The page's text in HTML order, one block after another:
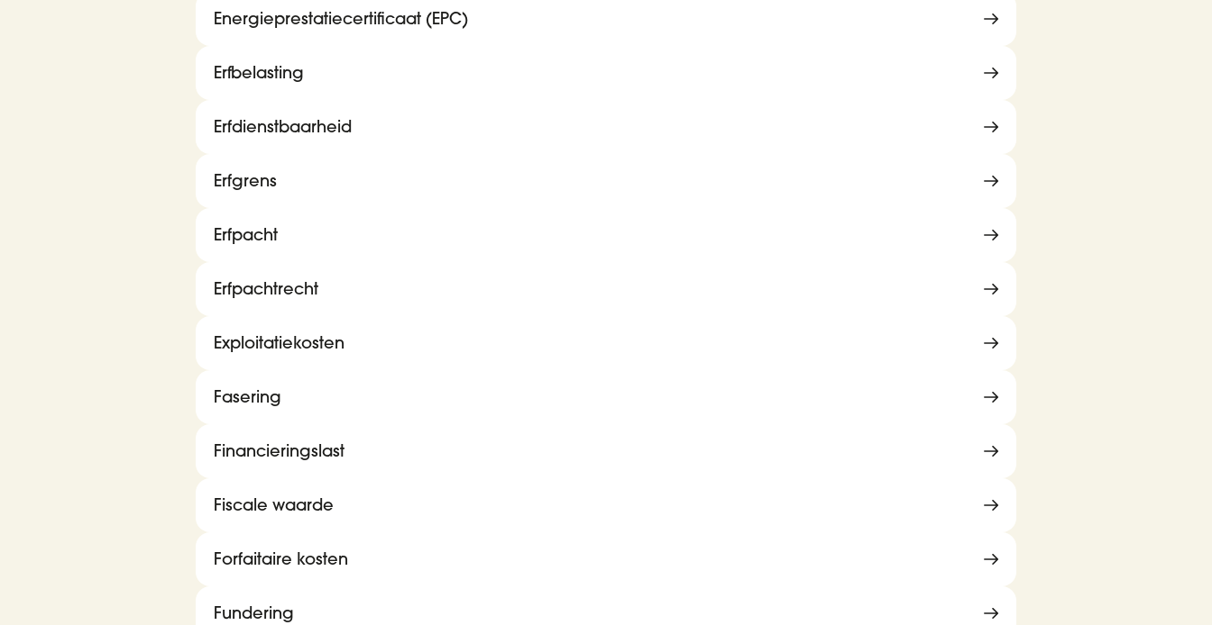
Energieprestatiecertificaat (EPC)
Erfbelasting
Erfdienstbaarheid
Erfgrens
Erfpacht
Erfpachtrecht
Exploitatiekosten
Fasering
Financieringslast
Fiscale waarde
Forfaitaire kosten
Fundering